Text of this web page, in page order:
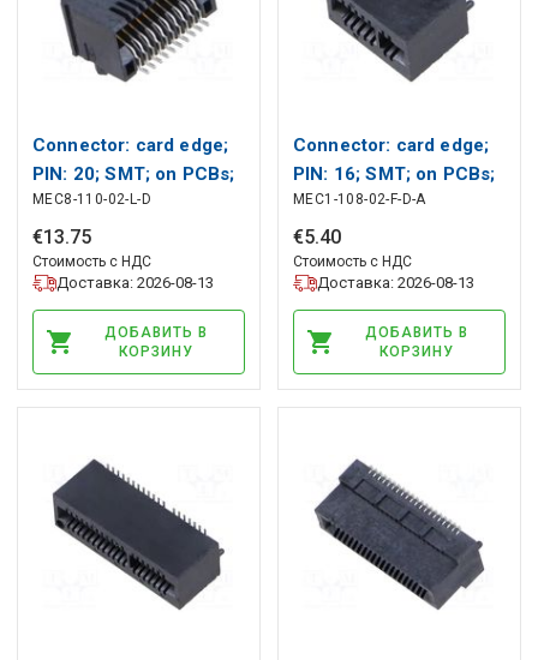
Connector: card edge;
PIN: 20; SMT; on PCBs;
0.8mm SAMTEC
MEC8-110-02-L-D
€13.75
Стоимость с НДС
Доставка: 2026-08-13
ДОБАВИТЬ В
КОРЗИНУ
Connector: card edge;
PIN: 16; SMT; on PCBs;
1mm SAMTEC
MEC1-108-02-F-D-A
€5.40
Стоимость с НДС
Доставка: 2026-08-13
ДОБАВИТЬ В
КОРЗИНУ